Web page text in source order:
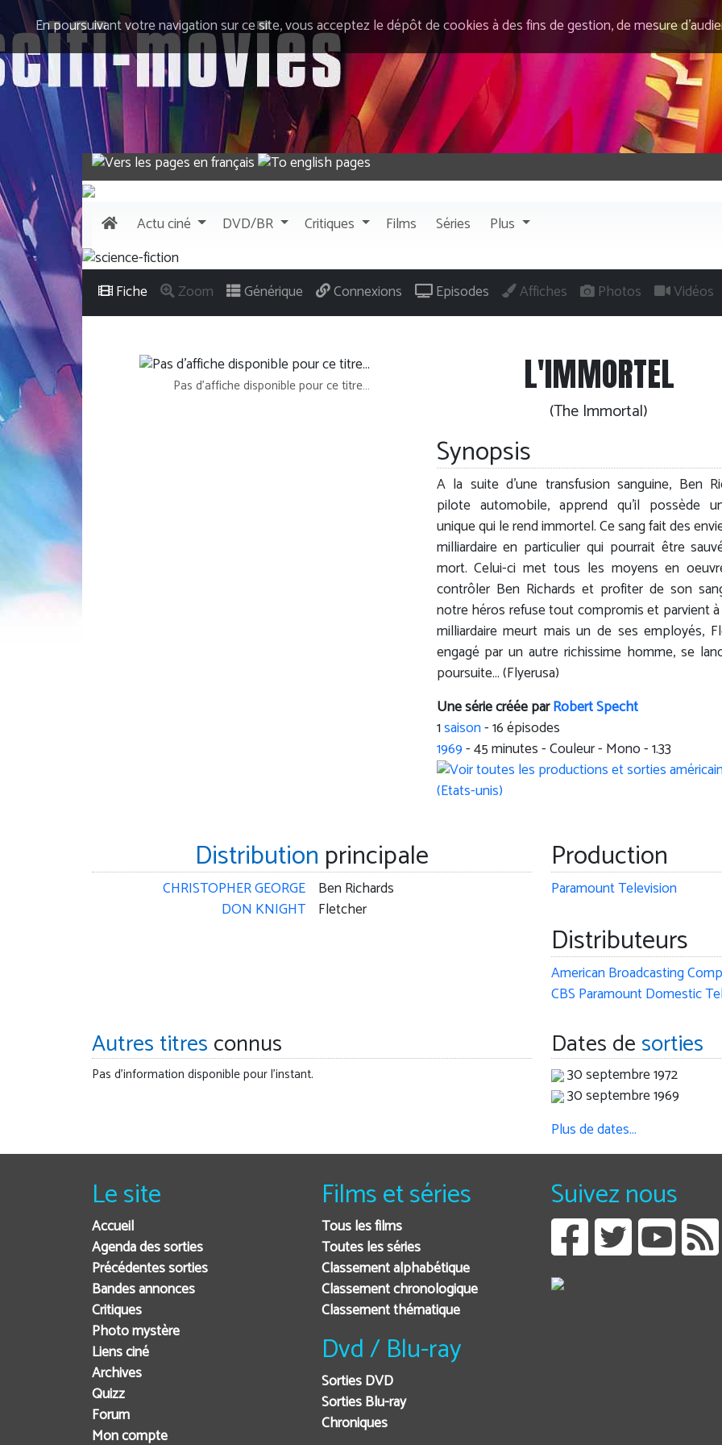
En poursuivant votre navigation sur ce site, vous acceptez le dépôt de cookies à des fins de gestion, de mesure
Actuciné DVD/BR Critiques Films Séries Plus
Fiche Zoom Générique Connexions Episodes Affiches Photos Vidéos
Pas d'affiche disponible pour ce titre… L'IMMORTEL
(The Immortal)
Synopsis
A la suite d'une transfusion sanguine, Ben
pilote automobile, apprend qu'il possède
unique qui le rend immortel. Ce sang fait des
milliardaire en particulier qui pourrait être
mort. Celui-ci met tous les moyens en
contrôler Ben Richards et profiter de son
notre héros refuse tout compromis et parvient à
milliardaire meurt mais un de ses employés,
engagé par un autre richissime homme, se
poursuite… (Flyerusa)
Une série créée parRobert Specht
1saison- 16 épisodes
1969-45minutes - Couleur - Mono - 1.33
Distribution principale
CHRISTOPHER GEORGE
DON KNIGHT
Ben Richards
Fletcher
Production
Paramount Television
Distributeurs
Autres titresconnus
Pas d'information disponible pour l'instant.
Dates desorties
30 septembre 1972
30 septembre 1969
Plus de dates…
Le site
Accueil
Agenda des sorties
Précédentes sorties
Bandes annonces
Critiques
Photo mystère
Liens ciné
Archives
Quizz
Forum
Mon compte
Films et séries
Tous les films
Toutes les séries
Classement alphabétique
Classement chronologique
Classement thématique
Dvd / Blu-ray
Sorties DVD
Sorties Blu-ray
Chroniques
Suivez nous